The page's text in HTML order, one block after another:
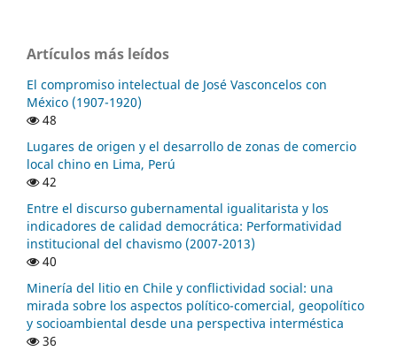
Artículos más leídos
El compromiso intelectual de José Vasconcelos con
México (1907-1920)
48
Lugares de origen y el desarrollo de zonas de comercio
local chino en Lima, Perú
42
Entre el discurso gubernamental igualitarista y los
indicadores de calidad democrática: Performatividad
institucional del chavismo (2007-2013)
40
Minería del litio en Chile y conflictividad social: una
mirada sobre los aspectos político-comercial, geopolítico
y socioambiental desde una perspectiva interméstica
36